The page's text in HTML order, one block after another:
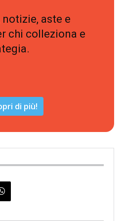
aste e
chi colleziona e
di più!